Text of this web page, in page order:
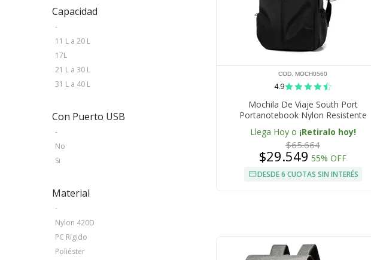
Capacidad
-
11 L a 20 L
17L
21 L a 30 L
31 L a 40 L
Con Puerto USB
-
No
Si
Material
-
Nylon 420D
PC Rigido
Poliéster
COD. MOCH0560
4.9
Mochila De Viaje South Port
Portanotebook Nylon Resistente
Llega Hoy o ¡Retiralo hoy!
$65.664
$29.549 55% OFF
DESDE 6 CUOTAS SIN INTERÉS